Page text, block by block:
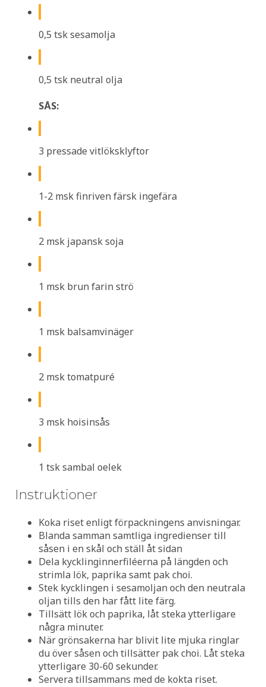
0,5 tsk sesamolja
0,5 tsk neutral olja
SÅS:
3 pressade vitlöksklyftor
1-2 msk finriven färsk ingefära
2 msk japansk soja
1 msk brun farin strö
1 msk balsamvinäger
2 msk tomatpuré
3 msk hoisinsås
1 tsk sambal oelek
Instruktioner
Koka riset enligt förpackningens anvisningar.
Blanda samman samtliga ingredienser till
såsen i en skål och ställ åt sidan
Dela kycklinginnerfiléerna på längden och
strimla lök, paprika samt pak choi.
Stek kycklingen i sesamoljan och den neutrala
oljan tills den har fått lite färg.
Tillsätt lök och paprika, låt steka ytterligare
några minuter.
När grönsakerna har blivit lite mjuka ringlar
du över såsen och tillsätter pak choi. Låt steka
ytterligare 30-60 sekunder.
Servera tillsammans med de kokta riset.